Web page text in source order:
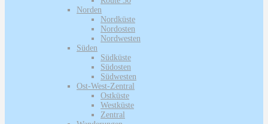
Norden
Nordküste
Nordosten
Nordwesten
Süden
Südküste
Südosten
Südwesten
Ost-West-Zentral
Ostküste
Westküste
Zentral